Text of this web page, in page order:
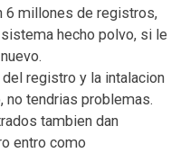
6 millones de registros,
hecho polvo, si le
registro y la intalacion
no tendrias problemas.
tambien dan
entro como